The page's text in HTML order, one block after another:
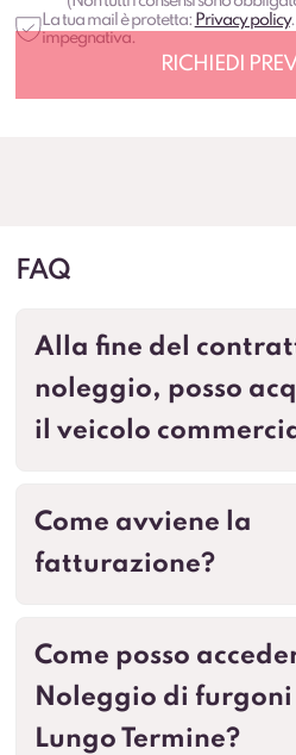
La tua mail è protetta: Privacy policy
impegnativa.
FAQ
Alla fine del
noleggio, posso
il veicolo
Come avviene la
fatturazione?
Come posso
Noleggio di furgoni
Lungo Termine?